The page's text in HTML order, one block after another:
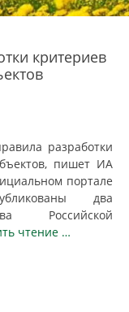
критериев
разработки
пишет ИА
портале
два
Российской
чтение …